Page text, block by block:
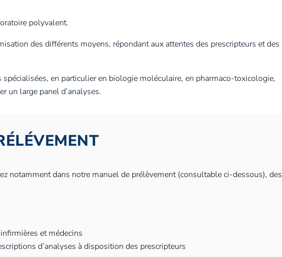
polyvalent.
des différents moyens, répondant aux attentes des prescripteurs et des
en particulier en biologie moléculaire, en pharmaco-toxicologie,
un large panel d’analyses.
notamment dans notre manuel de prélèvement (consultable ci-dessous), des
et médecins
d’analyses à disposition des prescripteurs